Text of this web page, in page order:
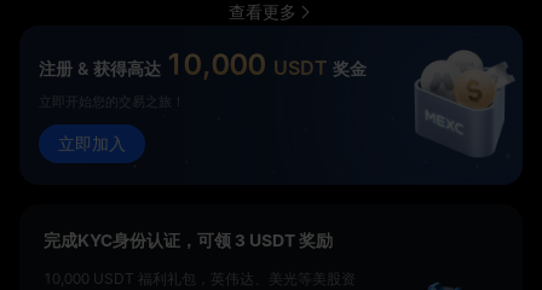
查看更多
注册 & 获得高达 10,000 USDT 奖金
立即开始您的交易之旅！
立即加入
完成KYC身份认证，可领 3 USDT 奖励
10,000 USDT 福利礼包，英伟达、美光等美股资